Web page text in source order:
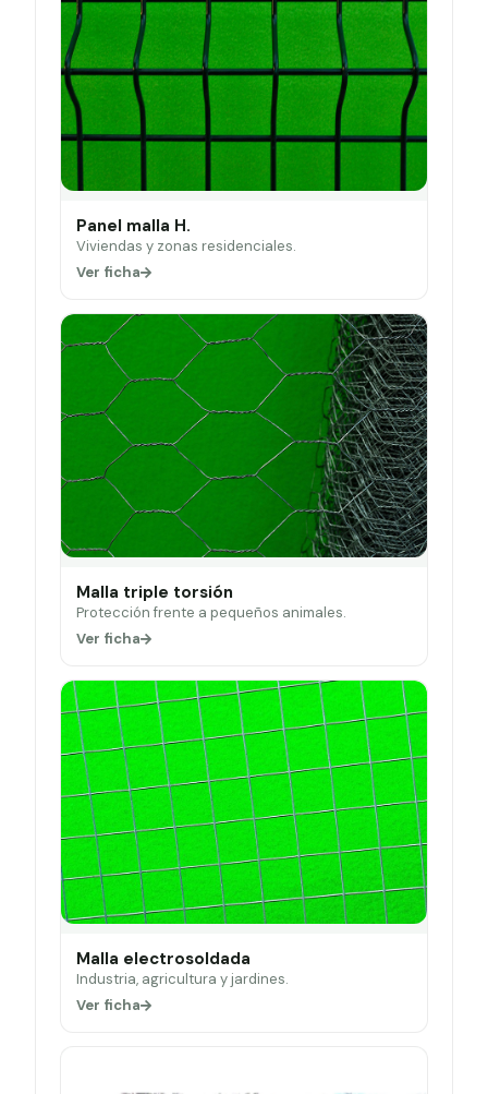
Panel malla H.
Viviendas y zonas residenciales.
Ver ficha
Malla triple torsión
Protección frente a pequeños animales.
Ver ficha
Malla electrosoldada
Industria, agricultura y jardines.
Ver ficha